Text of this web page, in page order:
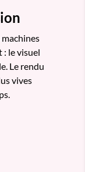
: le visuel
Le rendu
vives